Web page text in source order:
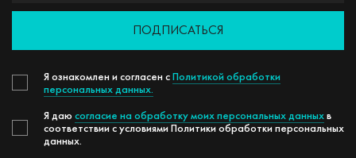
ПОДПИСАТЬСЯ
Я ознакомлен и согласен сПолитикой обработки
персональных данных.
Я даю согласие на обработку моих персональных данныхв
соответствии с условиями Политики обработки персональных
данных.